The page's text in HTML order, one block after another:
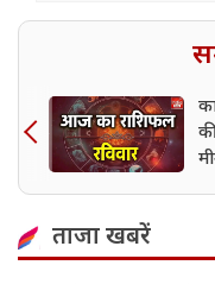
ताजा खबरें